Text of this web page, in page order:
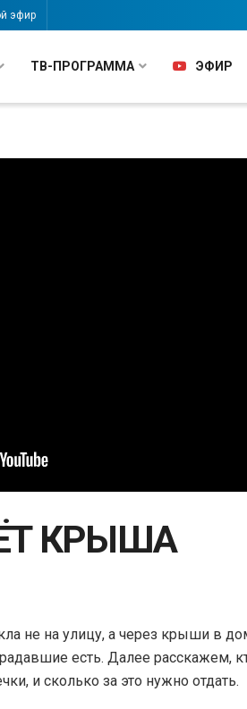
эфир
ТВ-ПРОГРАММА ЭФИР
КРЫША
не на улицу, а через крыши в
есть. Далее расскажем,
и сколько за это нужно отдать.